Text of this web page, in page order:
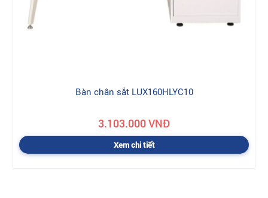
Bàn chân sắt LUX160HLYC10
3.103.000 VNĐ
Xem chi tiết